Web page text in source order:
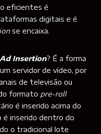
eficientes é
digitais e é
se encaixa.
Insertion? É a forma
servidor de vídeo, por
de televisão ou
formato pre-roll
é inserido acima do
inserido dentro do
o tradicional lote